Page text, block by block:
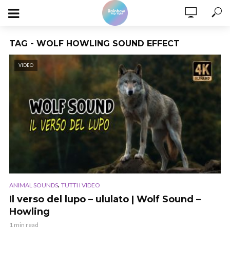
TAG - WOLF HOWLING SOUND EFFECT
VIDEO
ANIMAL SOUNDS, TUTTI I VIDEO
Il verso del lupo – ululato | Wolf Sound –
Howling
1 min read